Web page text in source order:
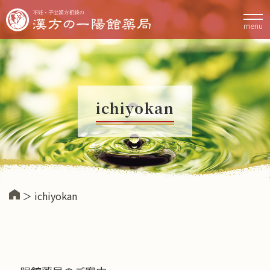
menu
ichiyokan
＞ ichiyokan